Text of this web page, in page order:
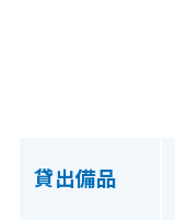
貸出備品